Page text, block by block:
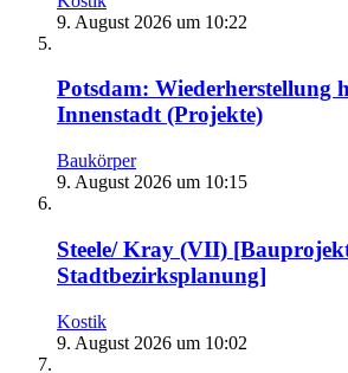
9. August 2026 um 10:22
Potsdam: Wiederherstellung
Innenstadt (Projekte)
Baukörper
9. August 2026 um 10:15
Steele/ Kray (VII)
Stadtbezirksplanung]
Kostik
9. August 2026 um 10:02